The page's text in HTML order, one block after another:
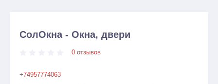
СолОкна - Окна, двери
0 отзывов
+74957774063